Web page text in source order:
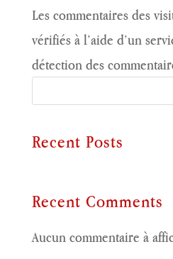
Les commentaires des
vérifiés à l’aide d’un
détection des
Recent Posts
Recent Comments
Aucun commentaire à